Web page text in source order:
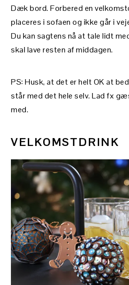
Dæk bord. Forbered en
placeres i sofaen og ikke går i
Du kan sagtens nå at tale lidt
skal lave resten af middagen.
PS: Husk, at det er helt OK at
står med det hele selv. Lad fx
med.
VELKOMSTDRINK